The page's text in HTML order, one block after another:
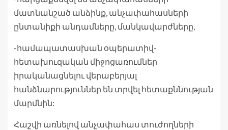
մատնանշած անձինք, անչափահասների
ընտանիքի անդամները, մանկավարժները,
-համապատասխան օպերատիվ-
հետախուզական միջոցառումներ
իրականացնելու վերաբերյալ
հանձնարություններ են տրվել հետաքննության
մարմնին:
Հաշվի առնելով անչափահաս տուժողների